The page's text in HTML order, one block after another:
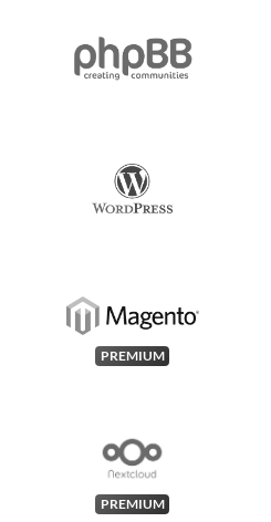
PREMIUM
PREMIUM